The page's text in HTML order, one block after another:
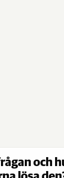
och